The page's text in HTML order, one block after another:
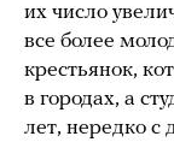
их число
все более
крестьянок,
в городах, а
лет, нередко с